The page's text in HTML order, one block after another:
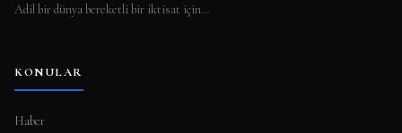
Adil bir dünya bereketli bir iktisat için…
KONULAR
Haber